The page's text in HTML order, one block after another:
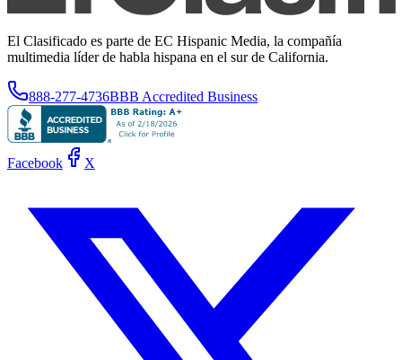
El Clasificado es parte de EC Hispanic Media, la compañía
multimedia líder de habla hispana en el sur de California.
888-277-4736BBB Accredited Business
Facebook X